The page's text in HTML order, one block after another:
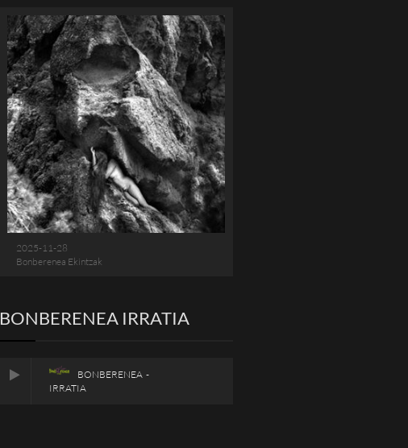
2025-11-28
Bonberenea Ekintzak
BONBERENEA IRRATIA
BONBERENEA -
IRRATIA